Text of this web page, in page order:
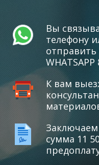
Вы
телефону
К вам
сумма 11